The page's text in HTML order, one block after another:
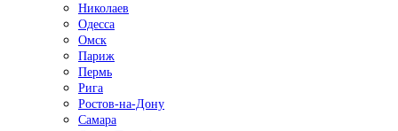
Николаев
Одесса
Омск
Париж
Пермь
Рига
Ростов-на-Дону
Самара